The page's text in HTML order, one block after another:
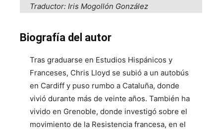
Traductor: Iris Mogollón González
Biografía del autor
Tras graduarse en Estudios Hispánicos y
Franceses, Chris Lloyd se subió a un autobús
en Cardiff y puso rumbo a Cataluña, donde
vivió durante más de veinte años. También ha
vivido en Grenoble, donde investigó sobre el
movimiento de la Resistencia francesa, en el